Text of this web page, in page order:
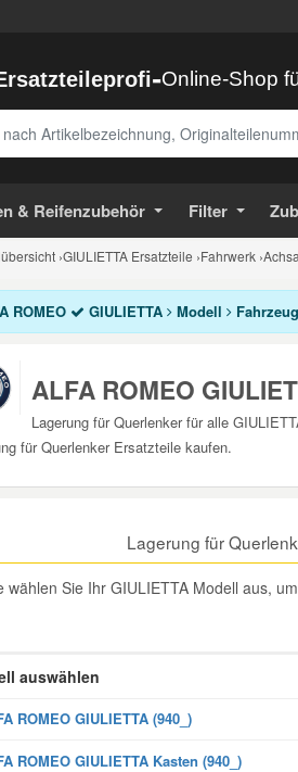
-Online-Shop
& Reifenzubehör Filter
›GIULIETTA Ersatzteile ›Fahrwerk ›
ROMEO GIULIETTA Modell Fahrzeug
ALFA ROMEO
Lagerung für Querlenker für alle
für Querlenker Ersatzteile kaufen.
Lagerung für
wählen Sie Ihr GIULIETTA Modell aus,
auswählen
ROMEO GIULIETTA (940_)
ROMEO GIULIETTA Kasten (940_)